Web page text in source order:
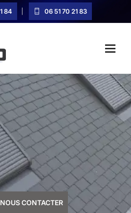
84 06 51 70 21 83
NOUS CONTACTER